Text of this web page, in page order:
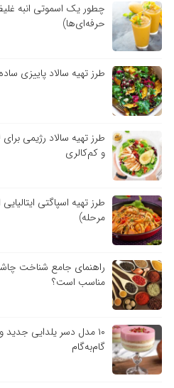
چطور یک اسموتی انبه
حرفه‌ای‌ها)
طرز تهیه سالاد پاییزی
طرز تهیه سالاد رژیمی
و کم‌کالری
مرحله)
راهنمای جامع شناخت
مناسب است؟
گام‌به‌گام